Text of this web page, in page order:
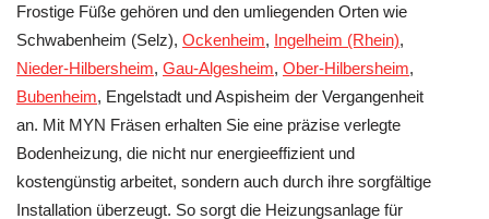
Frostige Füße gehören und den umliegenden Orten wie
Schwabenheim (Selz), Ockenheim, Ingelheim (Rhein),
Nieder-Hilbersheim, Gau-Algesheim, Ober-Hilbersheim,
Bubenheim, Engelstadt und Aspisheim der Vergangenheit
an. Mit MYN Fräsen erhalten Sie eine präzise verlegte
Bodenheizung, die nicht nur energieeffizient und
kostengünstig arbeitet, sondern auch durch ihre sorgfältige
Installation überzeugt. So sorgt die Heizungsanlage für